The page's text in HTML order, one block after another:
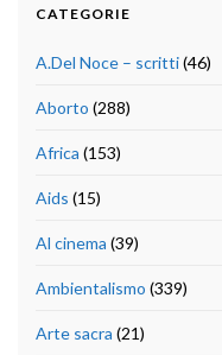
CATEGORIE
A.Del Noce – scritti(46)
Aborto (288)
Africa (153)
Aids (15)
Al cinema (39)
Ambientalismo (339)
Arte sacra (21)